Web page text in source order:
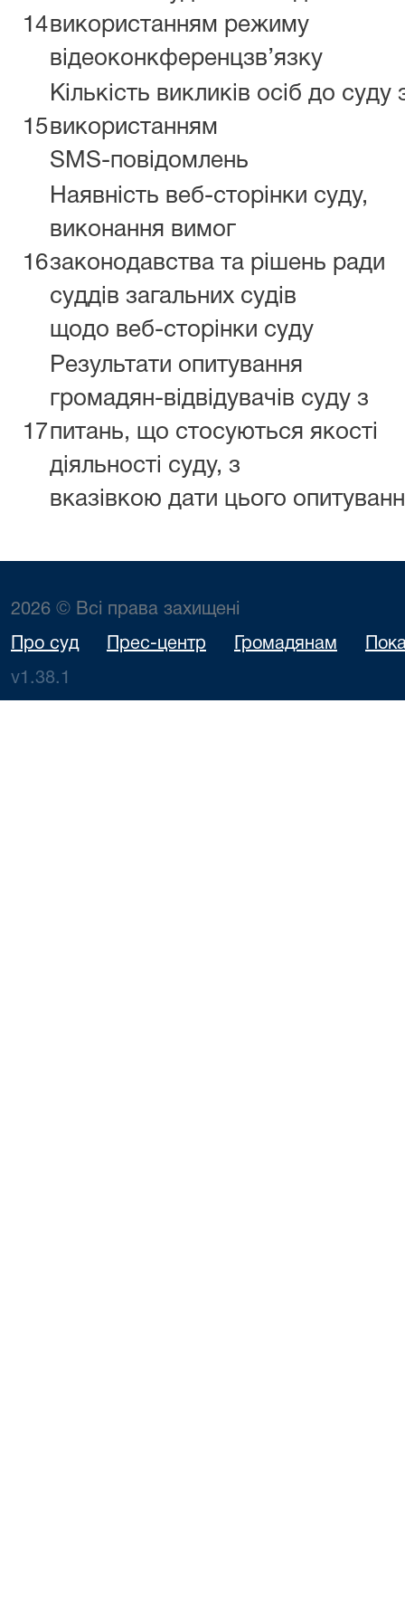
14використанням режиму
відеоконкференцзв’язку
15
Кількість викликів осіб до суду
використанням
SMS-повідомлень
16
Наявність веб-сторінки суду,
виконання вимог
законодавства та рішень ради
суддів загальних судів
щодо веб-сторінки суду
17
Результати опитування
громадян-відвідувачів суду з
питань, що стосуються якості
діяльності суду, з
вказівкою дати цього
2026 © Всі права захищені
Про суд Прес-центр Громадянам
v1.38.1